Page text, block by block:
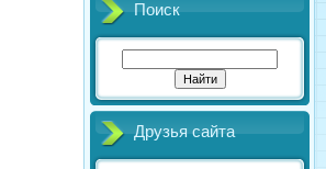
Поиск
Друзья сайта